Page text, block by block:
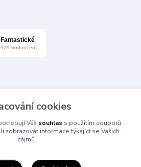
20,00 hod
cookies
Váš souhlas s použitím souborů
zobrazovat informace týkající se Vašich
zájmů.